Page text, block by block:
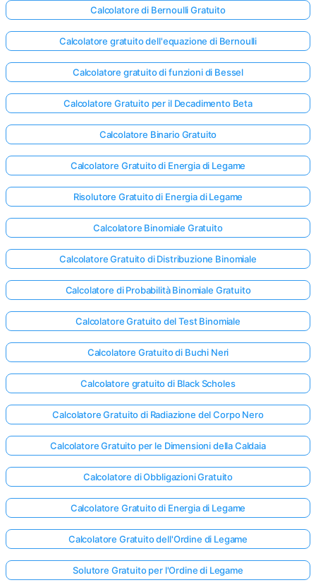
qui!
Calcolatore di Bernoulli Gratuito
Calcolatore gratuito dell'equazione di Bernoulli
Calcolatore gratuito di funzioni di Bessel
Calcolatore Gratuito per il Decadimento Beta
Calcolatore Binario Gratuito
Calcolatore Gratuito di Energia di Legame
Risolutore Gratuito di Energia di Legame
Calcolatore Binomiale Gratuito
Calcolatore Gratuito di Distribuzione Binomiale
Calcolatore di Probabilità Binomiale Gratuito
Calcolatore Gratuito del Test Binomiale
Calcolatore Gratuito di Buchi Neri
Calcolatore gratuito di Black Scholes
Calcolatore Gratuito di Radiazione del Corpo Nero
Calcolatore Gratuito per le Dimensioni della Caldaia
Calcolatore di Obbligazioni Gratuito
Calcolatore Gratuito di Energia di Legame
Calcolatore Gratuito dell'Ordine di Legame
Solutore Gratuito per l'Ordine di Legame